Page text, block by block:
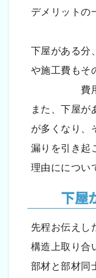
デメリットの
下屋がある分
や施工費もそ
費
また、下屋が
が多くなり、
漏りを引き起
理由にについ
下屋
先程お伝えし
構造上取り合
部材と部材同